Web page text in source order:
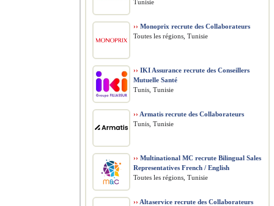
Tunisie
›› Monoprix recrute des Collaborateurs
Toutes les régions, Tunisie
›› IKI Assurance recrute des Conseillers
Mutuelle Santé
Tunis, Tunisie
›› Armatis recrute des Collaborateurs
Tunis, Tunisie
›› Multinational MC recrute Bilingual Sales
Representatives French / English
Toutes les régions, Tunisie
›› Altaservice recrute des Collaborateurs